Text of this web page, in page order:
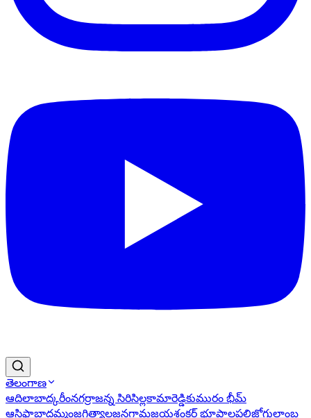
తెలంగాణ
ఆదిలాబాద్కరీంనగర్రాజన్న సిరిసిల్లకామారెడ్డికుమురం భీమ్
ఆసిఫాబాద్ఖమ్మంజగిత్యాలజనగామజయశంకర్ భూపాలపల్లిజోగులాంబ